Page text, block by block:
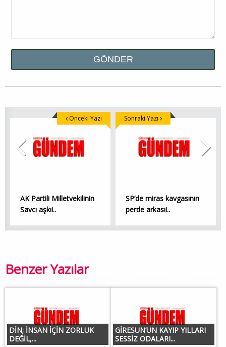
AK Partili Milletvekilinin
Savcı aşkı!..
Önceki Yazı
SP’de miras kavgasının
perde arkası!..
Sonraki Yazı
Benzer Yazılar
DİN; İNSAN İÇİN ZORLUK
DEĞİL,...
GİRESUN’UN KAYIP YILLARI
SESSİZ ODALARI...